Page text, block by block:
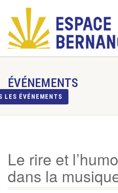
ÉVÉNEMENTS
LES ÉVÉNEMENTS
Le rire et
dans la